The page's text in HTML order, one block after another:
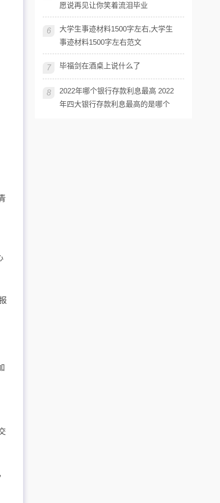
愿说再见让你笑着流泪毕业
6
大学生事迹材料1500字左右,大学生
事迹材料1500字左右范文
7 毕福剑在酒桌上说什么了
8
2022年哪个银行存款利息最高 2022
年四大银行存款利息最高的是哪个